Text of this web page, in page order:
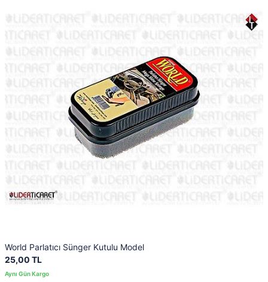
World Parlatıcı Sünger Kutulu Model
25,00 TL